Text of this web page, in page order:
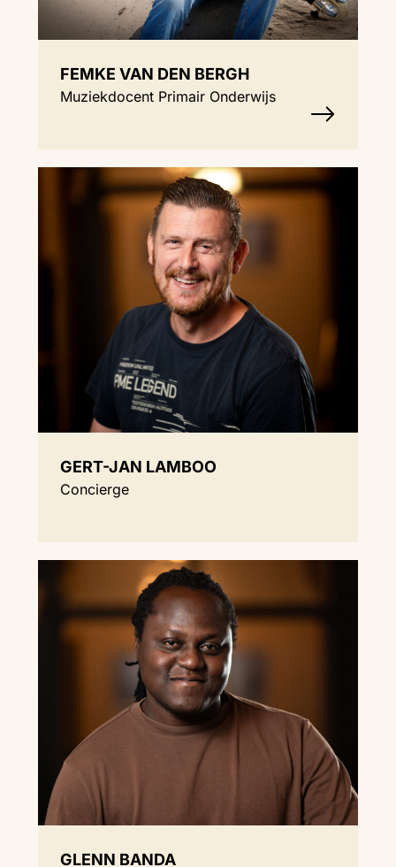
FEMKE VAN DEN BERGH
Muziekdocent Primair Onderwijs
GERT-JAN LAMBOO
Concierge
GLENN BANDA